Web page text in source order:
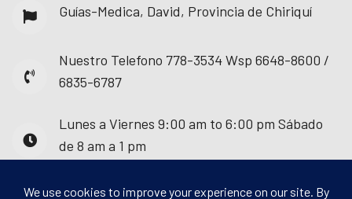
Guías-Medica, David, Provincia de Chiriquí
Nuestro Telefono 778-3534 Wsp 6648-8600 /
6835-6787
Lunes a Viernes 9:00 am to 6:00 pm Sábado
de 8 am a 1 pm